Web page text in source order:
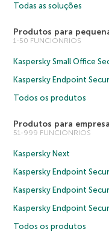
Todas as soluções
Produtos para
1-50 FUNCIONRIOS
Kaspersky Small Office
Kaspersky Endpoint
Todos os produtos
Produtos para
51-999 FUNCIONRIOS
Kaspersky Next
Kaspersky Endpoint
Kaspersky Endpoint
Kaspersky Endpoint
Todos os produtos